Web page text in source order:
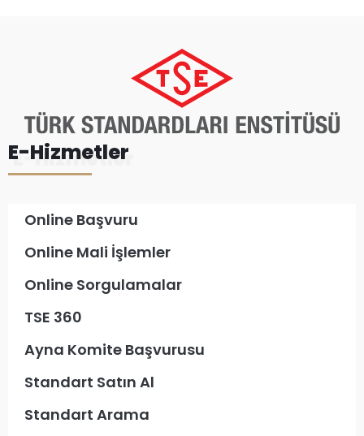
E-Hizmetler
Online Başvuru
Online Mali İşlemler
Online Sorgulamalar
TSE 360
Ayna Komite Başvurusu
Standart Satın Al
Standart Arama